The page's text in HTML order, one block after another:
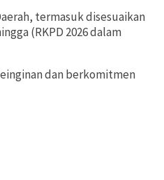
termasuk disesuaikan
(RKPD 2026 dalam
dan berkomitmen